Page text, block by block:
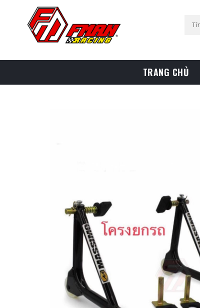
TRANG CHỦ